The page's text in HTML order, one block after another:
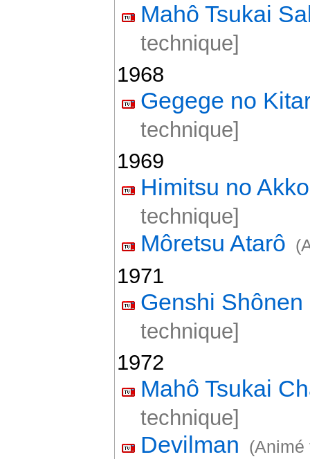
Mahô Tsukai
technique]
1968
Gegege no
technique]
1969
Himitsu no
technique]
Môretsu Atarô
1971
Genshi Shônen
technique]
1972
Mahô Tsukai
technique]
Devilman (Animé